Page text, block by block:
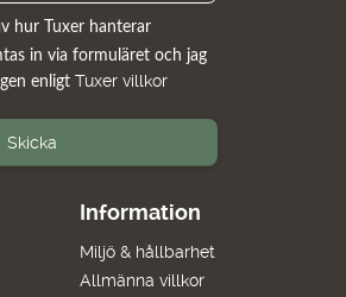
Information
Miljö & hållbarhet
Allmänna villkor
hur Tuxer hanterar
in via formuläret och jag
enligt Tuxer villkor
Skicka